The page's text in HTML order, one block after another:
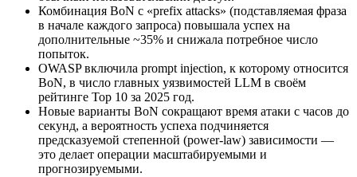
Комбинация BoN с «prefix attacks» (подставляемая фраза
в начале каждого запроса) повышала успех на
дополнительные ~35% и снижала потребное число
попыток.
OWASP включила prompt injection, к которому относится
BoN, в число главных уязвимостей LLM в своём
рейтинге Top 10 за 2025 год.
Новые варианты BoN сокращают время атаки с часов до
секунд, а вероятность успеха подчиняется
предсказуемой степенной (power‑law) зависимости —
это делает операции масштабируемыми и
прогнозируемыми.